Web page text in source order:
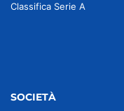
Classifica Serie A
SOCIETÀ